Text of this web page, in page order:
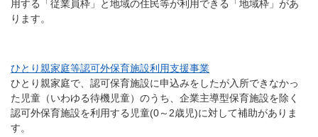
用する「従業員枠」と地域の住民等が利用できる「地域枠」があ
ります。
ひとり親家庭等認可外保育施設利用支援事業
ひとり親家庭で、認可保育施設に申込みをしたが入所できなかっ
た児童（いわゆる待機児童）のうち、企業主導型保育施設を除く
認可外保育施設を利用する児童(0～2歳児)に対して補助がありま
す。